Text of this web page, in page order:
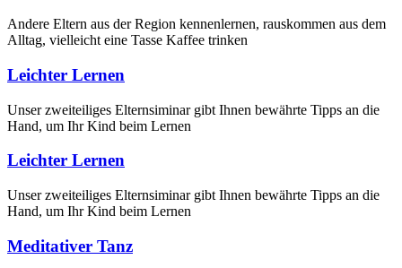
Andere Eltern aus der Region kennenlernen, rauskommen aus dem
Alltag, vielleicht eine Tasse Kaffee trinken
Leichter Lernen
Unser zweiteiliges Elternsiminar gibt Ihnen bewährte Tipps an die
Hand, um Ihr Kind beim Lernen
Leichter Lernen
Unser zweiteiliges Elternsiminar gibt Ihnen bewährte Tipps an die
Hand, um Ihr Kind beim Lernen
Meditativer Tanz